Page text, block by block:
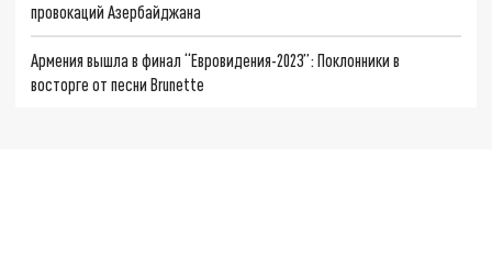
провокаций Азербайджана
Армения вышла в финал “Евровидения-2023”: Поклонники в
восторге от песни Brunette